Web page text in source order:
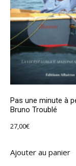
Pas une minute à
Bruno Troublé
27,00€
Ajouter au panier